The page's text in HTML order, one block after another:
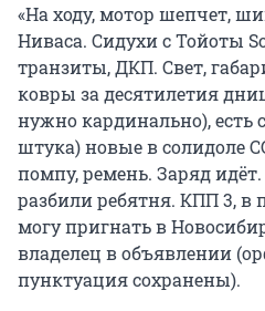
«На ходу, мотор шепчет,
Ниваса. Сидухи с Тойоты
транзиты, ДКП. Свет,
ковры за десятилетия
нужно кардинально), есть
штука) новые в солидоле
помпу, ремень. Заряд
разбили ребятня. КПП 3, в
могу пригнать в
владелец в объявлении
пунктуация сохранены).